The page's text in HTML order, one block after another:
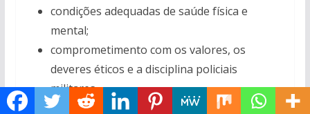
condições adequadas de saúde física e
mental;
comprometimento com os valores, os
deveres éticos e a disciplina policiais
militares.